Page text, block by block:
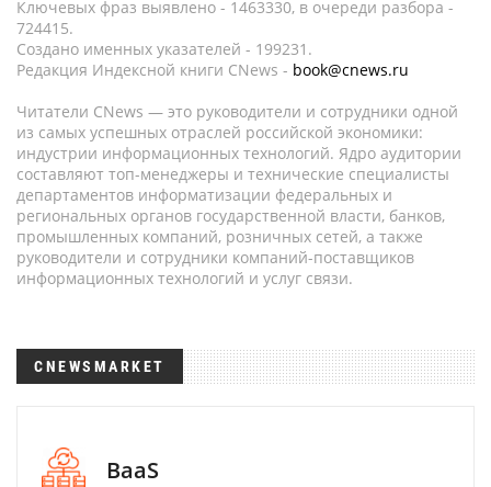
Ключевых фраз выявлено - 1463330, в очереди разбора -
724415.
Создано именных указателей - 199231.
Редакция Индексной книги CNews - book@cnews.ru
Читатели CNews — это руководители и сотрудники одной
из самых успешных отраслей российской экономики:
индустрии информационных технологий. Ядро аудитории
составляют топ-менеджеры и технические специалисты
департаментов информатизации федеральных и
региональных органов государственной власти, банков,
промышленных компаний, розничных сетей, а также
руководители и сотрудники компаний-поставщиков
информационных технологий и услуг связи.
CNEWSMARKET
BaaS